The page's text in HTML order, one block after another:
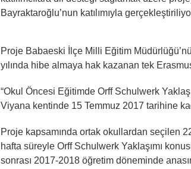
Bayraktaroğlu’nun katılımıyla
Proje Babaeski İlçe Milli Eğitim
yılında hibe almaya hak kazanan tek
“Okul Öncesi Eğitimde Orff Schulwerk
Viyana kentinde 15 Temmuz 2017 tarihine
Proje kapsamında ortak okullardan seçilen
hafta süreyle Orff Schulwerk Yaklaşımı
sonrası 2017-2018 öğretim döneminde